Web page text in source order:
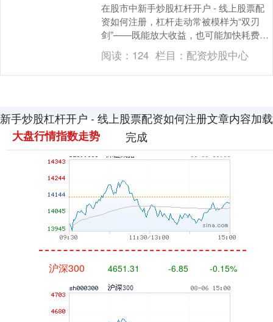
在股市中新手炒股杠杆开户 - 线上股票配
资如何注册，杠杆走动常被模样为“双刃
剑”——既能放大收益，也可能加快耗费。
关于生人而言，领会杠杆的旨趣和操作设
施至关进犯....
阅读： 124 栏目： 配资炒股中心
新手炒股杠杆开户 - 线上股票配资如何注册文章内容加载
完成
大盘行情指数走势
深证成指 14110.12 -34.08 -0.24%